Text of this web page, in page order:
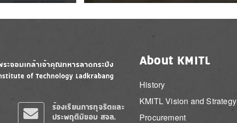
ร้องเรียนการทุจริตและ
ประพฤติมิชอบ สจล.
About KMITL
History
KMITL Vision and Strategy
Procurement